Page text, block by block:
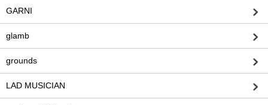
GARNI
glamb
grounds
LAD MUSICIAN